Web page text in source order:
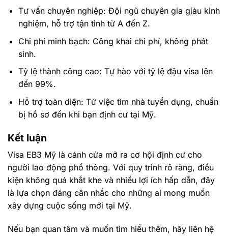
Tư vấn chuyên nghiệp: Đội ngũ chuyên gia giàu kinh
nghiệm, hỗ trợ tận tình từ A đến Z.
Chi phí minh bạch: Công khai chi phí, không phát
sinh.
Tỷ lệ thành công cao: Tự hào với tỷ lệ đậu visa lên
đến 99%.
Hỗ trợ toàn diện: Từ việc tìm nhà tuyển dụng, chuẩn
bị hồ sơ đến khi bạn định cư tại Mỹ.
Kết luận
Visa EB3 Mỹ là cánh cửa mở ra cơ hội định cư cho
người lao động phổ thông. Với quy trình rõ ràng, điều
kiện không quá khắt khe và nhiều lợi ích hấp dẫn, đây
là lựa chọn đáng cân nhắc cho những ai mong muốn
xây dựng cuộc sống mới tại Mỹ.
Nếu bạn quan tâm và muốn tìm hiểu thêm, hãy liên hệ